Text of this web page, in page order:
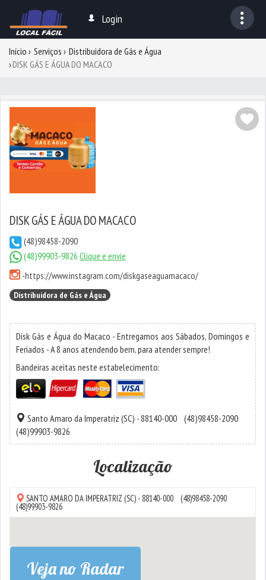
Login
Início Serviços
Distribuidora de Gás e Água
DISK GÁS E ÁGUA DO MACACO
DISK GÁS E ÁGUA DO MACACO
(48)98458-2090
(48)99903-9826 Clique e envie
-https://www.instagram.com/diskgaseaguamacaco/
Distribuidora de Gás e Água
Disk Gás e Água do Macaco - Entregamos aos Sábados, Domingos e
Feriados - A 8 anos atendendo bem, para atender sempre!
Bandeiras aceitas neste estabelecimento:
Santo Amaro da Imperatriz (SC) - 88140-000 (48)98458-2090
(48)99903-9826
Localização
SANTO AMARO DA IMPERATRIZ (SC) - 88140-000 (48)98458-2090
(48)99903-9826
Veja no Radar